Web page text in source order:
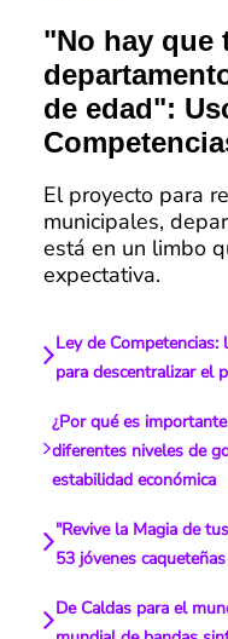
"No hay que
de edad":
El proyecto para
municipales,
está en un limbo
expectativa.
Ley de
para descentralizar el
¿Por qué es
diferentes niveles de
estabilidad económica
"Revive la Magia de
53 jóvenes caqueteñas
De Caldas para el